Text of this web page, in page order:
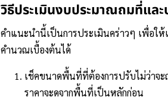
วิธีประเมินงบประมาณถมที่แล
คำแนะนำนี้เป็นการประเมินคร่าวๆ เพื่อใ
คำนวณเบื้องต้นได้
เช็คขนาดพื้นที่ที่ต้องการปรับไม่ว่าจ
ราคาจะดูจากพื้นที่เป็นหลักก่อน